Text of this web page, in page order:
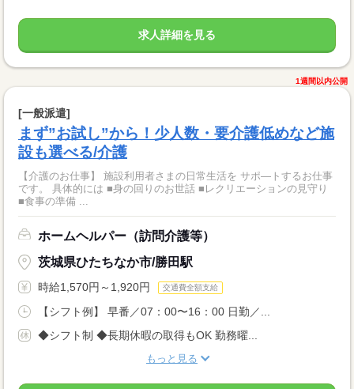
求人詳細を見る
1週間以内公開
[一般派遣]
まず”お試し”から！少人数・要介護低めなど施
設も選べる/介護
【介護のお仕事】 施設利用者さまの日常生活を サポ―トするお仕事
です。 具体的には ■身の回りのお世話 ■レクリエーションの見守り
■食事の準備 ...
ホームヘルパー（訪問介護等）
茨城県ひたちなか市/勝田駅
時給1,570円～1,920円 交通費全額支給
【シフト例】 早番／07：00〜16：00 日勤／...
◆シフト制 ◆長期休暇の取得もOK 勤務曜...
もっと見る